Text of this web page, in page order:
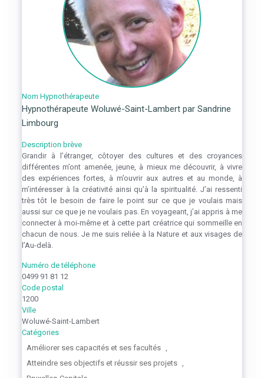
Nom Hypnothérapeute
Hypnothérapeute Woluwé-Saint-Lambert par Sandrine
Limbourg
Description brève
Grandir à l’étranger, côtoyer des cultures et des croyances
différentes m’ont amenée, jeune, à mieux me découvrir, à vivre
des expériences fortes, à m’ouvrir aux autres et au monde, à
m’intéresser à la créativité ainsi qu’à la spiritualité. J’ai ressenti
très tôt le besoin de faire le point sur ce que je voulais mais
aussi sur ce que je ne voulais pas. En voyageant, j’ai appris à me
connecter à moi-même et à cette part créatrice qui sommeille en
chacun de nous. Je me suis reliée à la Nature et aux visages de
l’Au-delà.
Numéro de téléphone
0499 91 81 12
Code postal
1200
Ville
Woluwé-Saint-Lambert
Catégories
Améliorer ses capacités et ses facultés ,
Atteindre ses objectifs et réussir ses projets ,